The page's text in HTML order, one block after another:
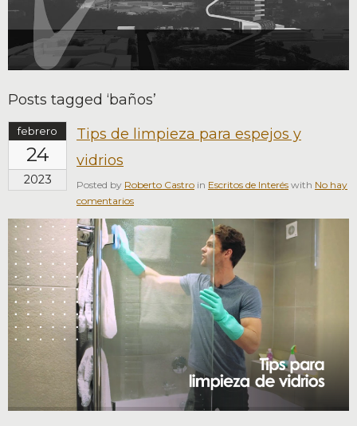
Posts tagged ‘baños’
febrero
24
2023
Tips de limpieza para espejos y
vidrios
Posted by Roberto Castro in Escritos de Interés with No hay
comentarios